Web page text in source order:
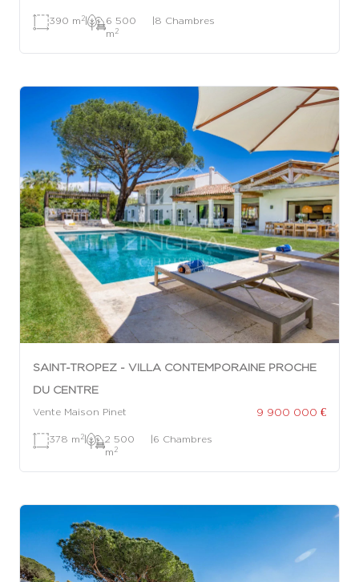
390 m 2|
6 500
m 2
|8 Chambres
SAINT-TROPEZ - VILLA CONTEMPORAINE PROCHE
DU CENTRE
Vente Maison Pinet 9 900 000 €
378 m 2|
2 500
m 2
|6 Chambres